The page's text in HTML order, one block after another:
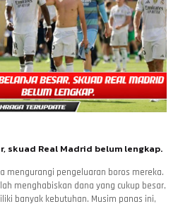
skuad Real Madrid belum lengkap.
mengurangi pengeluaran boros mereka.
menghabiskan dana yang cukup besar,
banyak kebutuhan. Musim panas ini,